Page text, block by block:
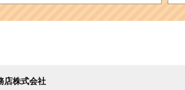
店株式会社